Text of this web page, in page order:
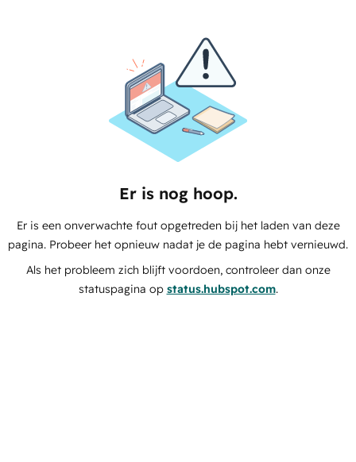
Er is nog hoop.
Er is een onverwachte fout opgetreden bij het laden van deze
pagina. Probeer het opnieuw nadat je de pagina hebt vernieuwd.
Als het probleem zich blijft voordoen, controleer dan onze
statuspagina op status.hubspot.com.